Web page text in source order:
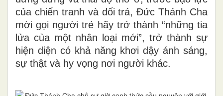
của chiến tranh và dối trá, Đức Thánh Cha
mời gọi người trẻ hãy trở thành “những tia
lửa của một nhân loại mới”, trở thành sự
hiện diện có khả năng khơi dậy ánh sáng,
sự thật và hy vọng nơi người khác.